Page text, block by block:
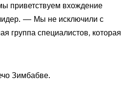
приветствуем вхождение
— Мы не исключили с
группа специалистов, которая
Зимбабве.